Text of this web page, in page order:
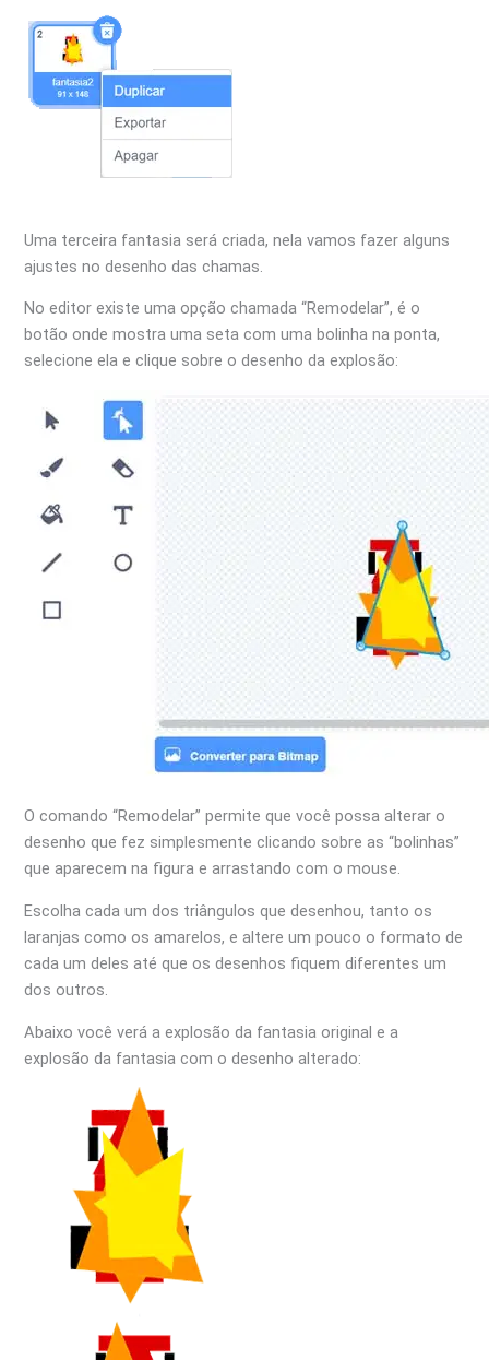
Uma terceira fantasia será criada, nela vamos fazer alguns
ajustes no desenho das chamas.
No editor existe uma opção chamada “Remodelar”, é o
botão onde mostra uma seta com uma bolinha na ponta,
selecione ela e clique sobre o desenho da explosão:
O comando “Remodelar” permite que você possa alterar o
desenho que fez simplesmente clicando sobre as “bolinhas”
que aparecem na figura e arrastando com o mouse.
Escolha cada um dos triângulos que desenhou, tanto os
laranjas como os amarelos, e altere um pouco o formato de
cada um deles até que os desenhos fiquem diferentes um
dos outros.
Abaixo você verá a explosão da fantasia original e a
explosão da fantasia com o desenho alterado: